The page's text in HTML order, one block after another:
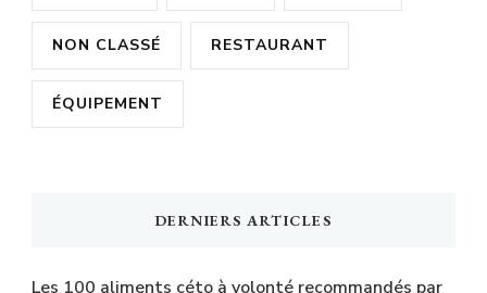
NON CLASSÉ RESTAURANT
ÉQUIPEMENT
DERNIERS ARTICLES
Les 100 aliments céto à volonté recommandés par